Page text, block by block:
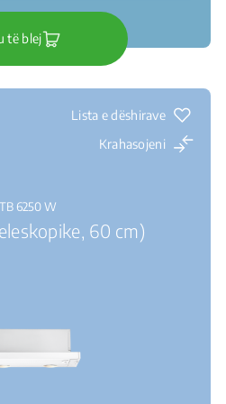
të blej
Lista e dëshirave
Krahasojeni
6250 W
60 cm)